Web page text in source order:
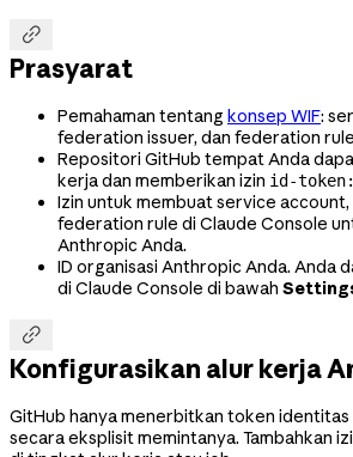

Prasyarat
Pemahaman tentang konsep WIF:
federation issuer, dan federation
Repositori GitHub tempat Anda
kerja dan memberikan izin id-
Izin untuk membuat service
federation rule di Claude Console
Anthropic Anda.
ID organisasi Anthropic Anda. Anda
di Claude Console di bawah

Konfigurasikan alur kerja
GitHub hanya menerbitkan token identitas
secara eksplisit memintanya. Tambahkan